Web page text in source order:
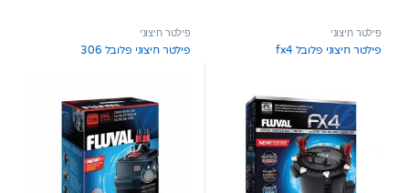
פילטר חיצוני
פילטר חיצוני פלובל fx4
פילטר חיצוני
פילטר חיצוני פלובל 306